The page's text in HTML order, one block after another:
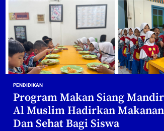
Dan Kapabel, Komisi B Dua Kali Panggil Pansel
PENDIDIKAN
Program Makan Siang
Al Muslim Hadirkan
Dan Sehat Bagi Siswa